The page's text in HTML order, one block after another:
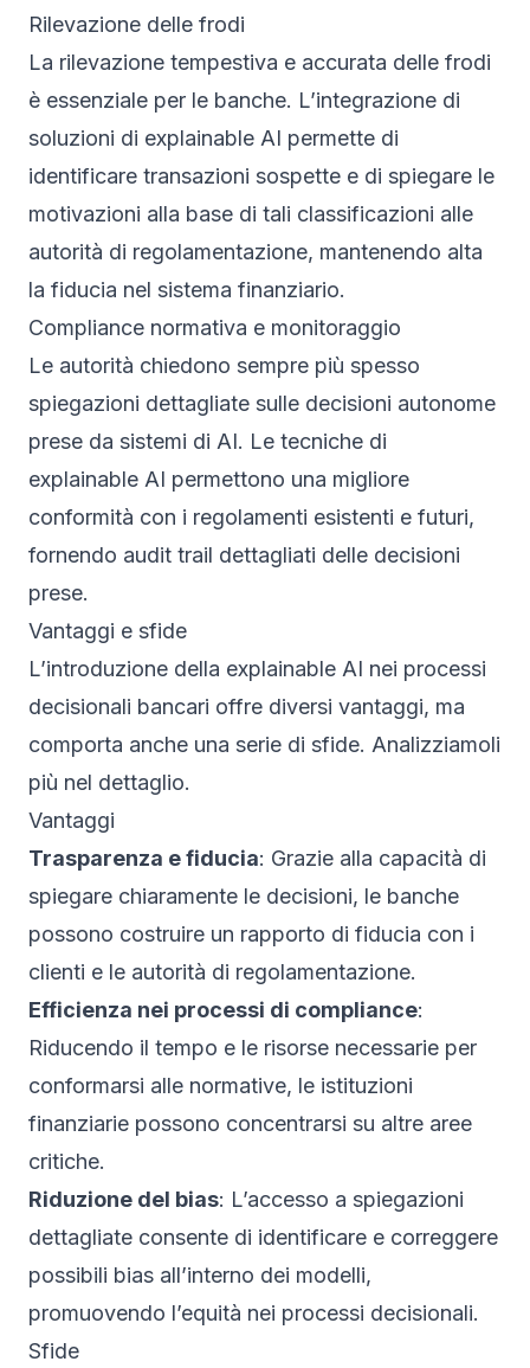
Rilevazione delle frodi
La rilevazione tempestiva e accurata delle frodi
è essenziale per le banche. L’integrazione di
soluzioni di explainable AI permette di
identificare transazioni sospette e di spiegare le
motivazioni alla base di tali classificazioni alle
autorità di regolamentazione, mantenendo alta
la fiducia nel sistema finanziario.
Compliance normativa e monitoraggio
Le autorità chiedono sempre più spesso
spiegazioni dettagliate sulle decisioni autonome
prese da sistemi di AI. Le tecniche di
explainable AI permettono una migliore
conformità con i regolamenti esistenti e futuri,
fornendo audit trail dettagliati delle decisioni
prese.
Vantaggi e sfide
L’introduzione della explainable AI nei processi
decisionali bancari offre diversi vantaggi, ma
comporta anche una serie di sfide. Analizziamoli
più nel dettaglio.
Vantaggi
Trasparenza e fiducia: Grazie alla capacità di
spiegare chiaramente le decisioni, le banche
possono costruire un rapporto di fiducia con i
clienti e le autorità di regolamentazione.
Efficienza nei processi di compliance:
Riducendo il tempo e le risorse necessarie per
conformarsi alle normative, le istituzioni
finanziarie possono concentrarsi su altre aree
critiche.
Riduzione del bias: L’accesso a spiegazioni
dettagliate consente di identificare e correggere
possibili bias all’interno dei modelli,
promuovendo l’equità nei processi decisionali.
Sfide